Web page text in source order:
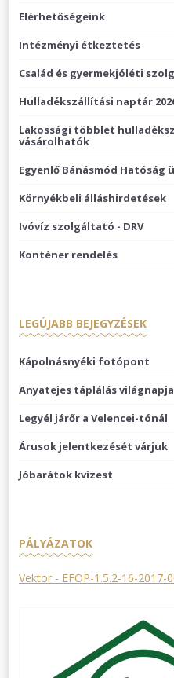
Elérhetőségeink
Intézményi étkeztetés
Család és gyermekjóléti
Hulladékszállítási naptár
Lakossági többlet
vásárolhatók
Egyenlő Bánásmód Hatóság
Környékbeli álláshirdetések
Ivóvíz szolgáltató - DRV
Konténer rendelés
LEGÚJABB BEJEGYZÉSEK
Kápolnásnyéki fotópont
Anyatejes táplálás világnapja
Legyél járőr a Velencei-tónál
Árusok jelentkezését várjuk
Jóbarátok kvízest
PÁLYÁZATOK
Vektor - EFOP-1.5.2-16-2017-